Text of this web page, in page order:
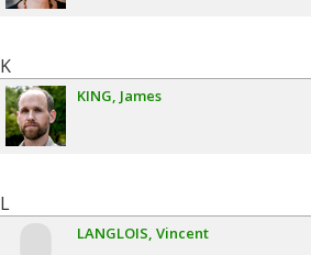
K
KING James
L
LANGLOIS Vincent